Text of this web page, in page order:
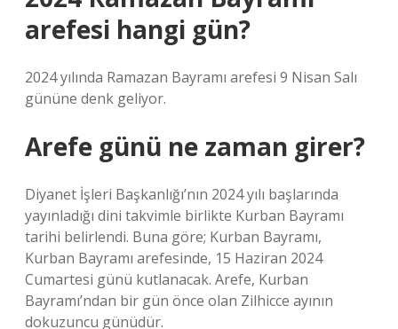
arefesi hangi gün?
2024 yılında Ramazan Bayramı arefesi 9 Nisan Salı
gününe denk geliyor.
Arefe günü ne zaman girer?
Diyanet İşleri Başkanlığı’nın 2024 yılı başlarında
yayınladığı dini takvimle birlikte Kurban Bayramı
tarihi belirlendi. Buna göre; Kurban Bayramı,
Kurban Bayramı arefesinde, 15 Haziran 2024
Cumartesi günü kutlanacak. Arefe, Kurban
Bayramı’ndan bir gün önce olan Zilhicce ayının
dokuzuncu günüdür.